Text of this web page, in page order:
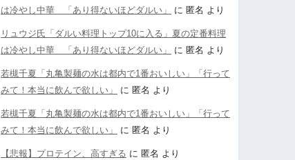
は冷やし中華 「あり得ないほどダルい」
に 匿名 より
リュウジ氏「ダルい料理トップ10に入る」夏の定番料理
は冷やし中華 「あり得ないほどダルい」
に 匿名 より
若槻千夏「丸亀製麺の水は都内で1番おいしい」「行って
みて！本当に飲んで欲しい」
に 匿名 より
若槻千夏「丸亀製麺の水は都内で1番おいしい」「行って
みて！本当に飲んで欲しい」
に 匿名 より
【悲報】プロテイン、高すぎる に 匿名 より